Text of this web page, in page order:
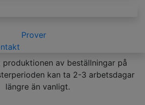
Prover
produktionen av beställningar på
kan ta 2-3 arbetsdagar
längre än vanligt.